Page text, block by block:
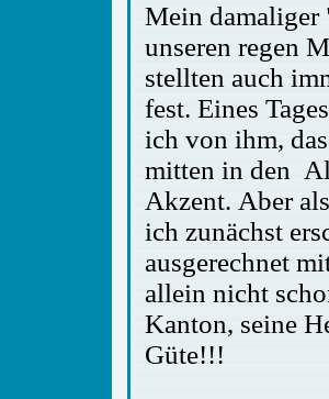
Mein damaliger
unseren regen
stellten auch
fest. Eines
ich von ihm,
mitten in den
Akzent. Aber
ich zunächst
ausgerechnet
allein nicht
Kanton, seine
Güte!!!